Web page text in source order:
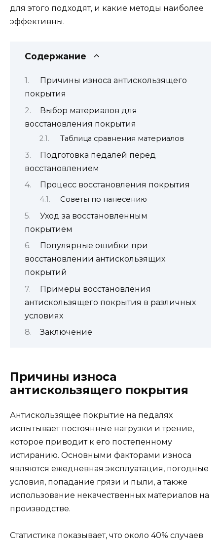
для этого подходят, и какие методы наиболее
эффективны.
Содержание
Причины износа антискользящего
покрытия
Выбор материалов для
восстановления покрытия
Таблица сравнения материалов
Подготовка педалей перед
восстановлением
Процесс восстановления покрытия
Советы по нанесению
Уход за восстановленным
покрытием
Популярные ошибки при
восстановлении антискользящих
покрытий
Примеры восстановления
антискользящего покрытия в различных
условиях
Заключение
Причины износа
антискользящего покрытия
Антискользящее покрытие на педалях
испытывает постоянные нагрузки и трение,
которое приводит к его постепенному
истиранию. Основными факторами износа
являются ежедневная эксплуатация, погодные
условия, попадание грязи и пыли, а также
использование некачественных материалов на
производстве.
Статистика показывает, что около 40% случаев